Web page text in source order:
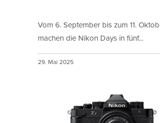
Vom 6. September bis zum 11.
machen die Nikon Days in fünf...
29. Mai 2025